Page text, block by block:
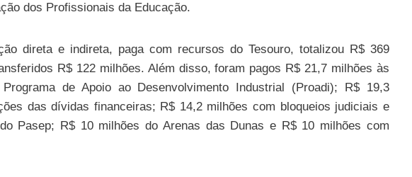
dos Profissionais da Educação.
direta e indireta, paga com recursos do Tesouro, totalizou R$ 369
R$ 122 milhões. Além disso, foram pagos R$ 21,7 milhões às
de Apoio ao Desenvolvimento Industrial (Proadi); R$ 19,3
das dívidas financeiras; R$ 14,2 milhões com bloqueios judiciais e
Pasep; R$ 10 milhões do Arenas das Dunas e R$ 10 milhões com